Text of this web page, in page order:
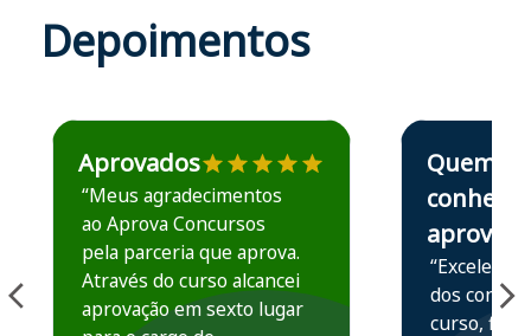
Depoimentos
Estudante José recomenda o Aprova Concursos em
Aprovados
“Meus agradecimentos
ao Aprova Concursos
pela parceria que aprova.
Através do curso alcancei
aprovação em sexto lugar
Estudante Elais
Quem
conhece,
aprova
“Excelente
dos
curso,